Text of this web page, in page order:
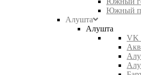
Южный
Алушта
Алушта
VK